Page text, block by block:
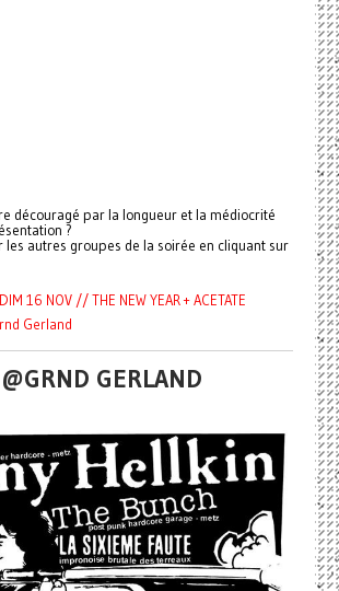
découragé par la longueur et la médiocrité
?
les autres groupes de la soirée en cliquant sur
16 NOV // THE NEW YEAR + ACETATE
Gerland
GERLAND